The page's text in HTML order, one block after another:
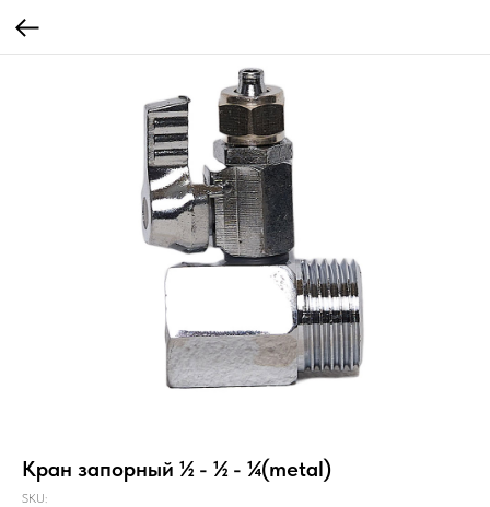
Кран запорный ½ - ½ - ¼(metal)
SKU: